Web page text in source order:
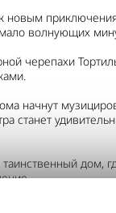
к новым
волнующих
черепахи
начнут
станет
дом,